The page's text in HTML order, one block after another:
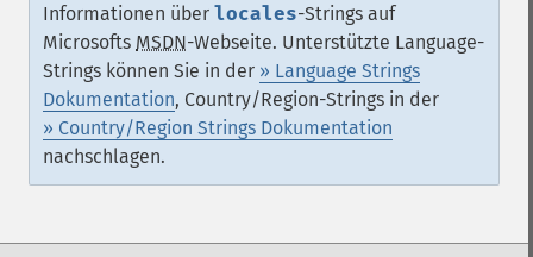
Informationen über locales-Strings auf
Microsofts MSDN-Webseite. Unterstützte Language-
Strings können Sie in der » Language Strings
Dokumentation, Country/Region-Strings in der
» Country/Region Strings Dokumentation
nachschlagen.